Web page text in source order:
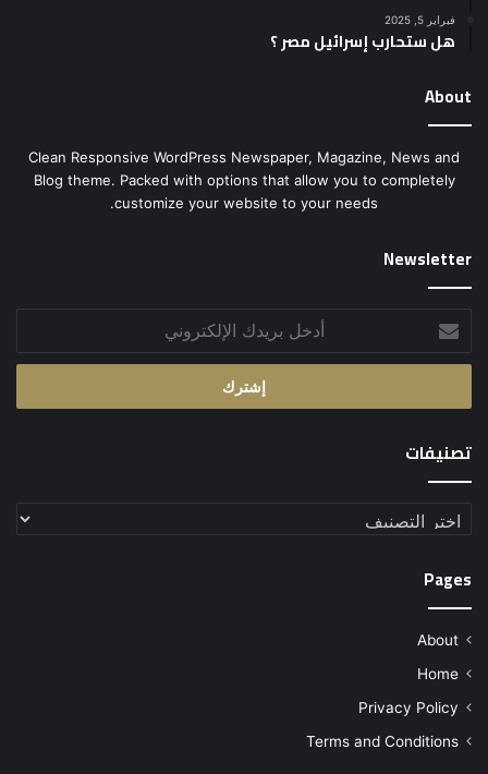
فبراير 5, 2025
هل ستحارب إسرائيل مصر ؟
About
Clean Responsive WordPress Newspaper, Magazine, News and
Blog theme. Packed with options that allow you to completely
customize your website to your needs.
Newsletter
بريدك
الإلكتروني
تصنيفات
تصنيفات
Pages
About
Home
Privacy Policy
Terms and Conditions